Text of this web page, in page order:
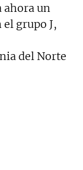
ahora un
grupo J,
del Norte